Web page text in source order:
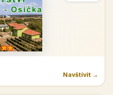
Navštívit →